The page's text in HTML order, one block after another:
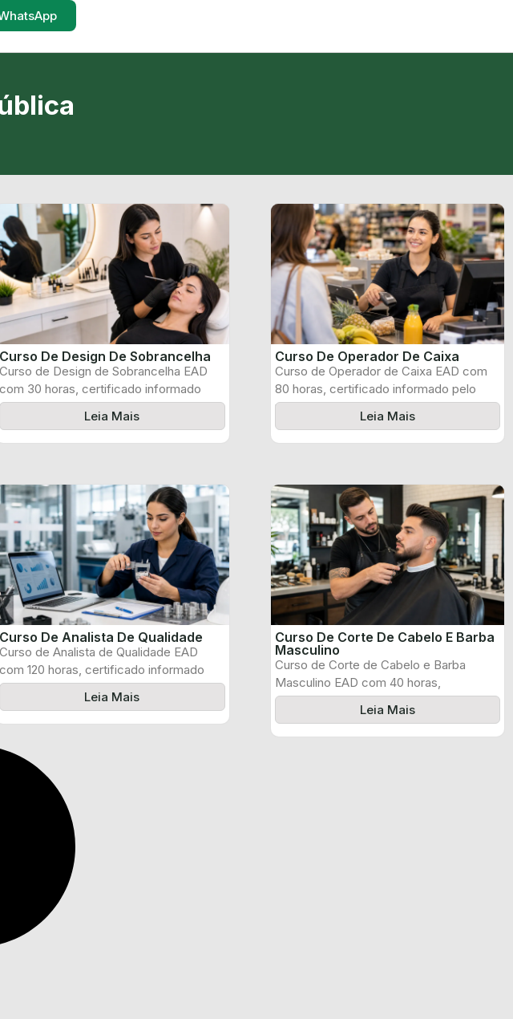
Curso De Design De Sobrancelha
Curso de Design de Sobrancelha EAD
com 30 horas, certificado informado
pelo produtor ...
Leia Mais
Curso De Operador De Caixa
Curso de Operador de Caixa EAD com
80 horas, certificado informado pelo
produtor ...
Leia Mais
Curso De Analista De Qualidade
Curso de Analista de Qualidade EAD
com 120 horas, certificado informado
pelo produtor ...
Leia Mais
Curso De Corte De Cabelo E Barba
Masculino
Curso de Corte de Cabelo e Barba
Masculino EAD com 40 horas,
certificado ...
Leia Mais